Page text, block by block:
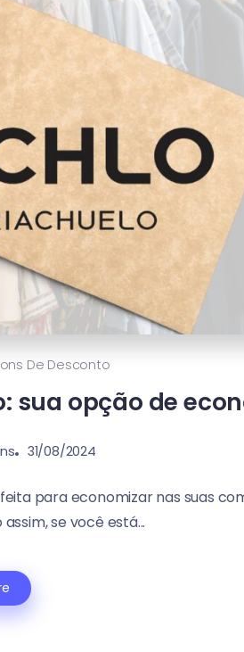
De Desconto
sua opção de
31/08/2024
para economizar nas suas
se você está...